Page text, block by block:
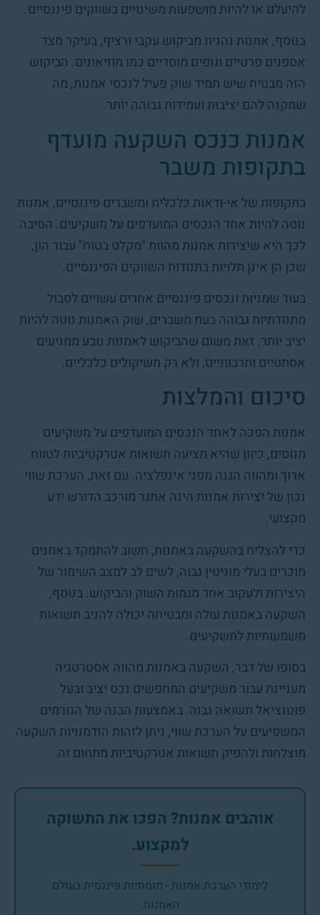
להיעלם או להיות מושפעות משינויים בשווקים פיננסיים.
בנוסף, אמנות נהנית מביקוש עקבי ורציף, בעיקר מצד
אספנים פרטיים וגופים מוסדיים כמו מוזיאונים. הביקוש
הזה מבטיח שיש תמיד שוק פעיל לנכסי אמנות, מה
שמקנה להם יציבות ועמידות גבוהה יותר.
אמנות כנכס השקעה מועדף
בתקופות משבר
בתקופות של אי-ודאות כלכלית ומשברים פיננסיים, אמנות
נוטה להיות אחד הנכסים המועדפים על משקיעים. הסיבה
לכך היא שיצירות אמנות מהוות "מקלט בטוח" עבור הון,
שכן הן אינן תלויות בתנודות השווקים הפיננסיים.
בעוד שמניות ונכסים פיננסיים אחרים עשויים לסבול
מתנודתיות גבוהה בעת משברים, שוק האמנות נוטה להיות
יציב יותר. זאת משום שהביקוש לאמנות נובע ממניעים
אסתטיים ותרבותיים, ולא רק משיקולים כלכליים.
סיכום והמלצות
אמנות הפכה לאחד הנכסים המועדפים על משקיעים
מנוסים, כיוון שהיא מציעה תשואות אטרקטיביות לטווח
ארוך ומהווה הגנה מפני אינפלציה. עם זאת, הערכת שווי
נכון של יצירות אמנות הינה אתגר מורכב הדורש ידע
מקצועי.
כדי להצליח בהשקעה באמנות, חשוב להתמקד באמנים
מוכרים בעלי מוניטין גבוה, לשים לב למצב השימור של
היצירות ולעקוב אחר מגמות השוק והביקוש. בנוסף,
השקעה באמנות עולה ומבטיחה יכולה להניב תשואות
משמעותיות למשקיעים.
בסופו של דבר, השקעה באמנות מהווה אסטרטגיה
מעניינת עבור משקיעים המחפשים נכס יציב ובעל
פוטנציאל תשואה גבוה. באמצעות הבנה של הגורמים
המשפיעים על הערכת שווי, ניתן לזהות הזדמנויות השקעה
מוצלחות ולהפיק תשואות אטרקטיביות מתחום זה.
אוהבים אמנות? הפכו את התשוקה
למקצוע.
לימודי הערכת אמנות - מומחיות פיננסית בעולם
האמנות.